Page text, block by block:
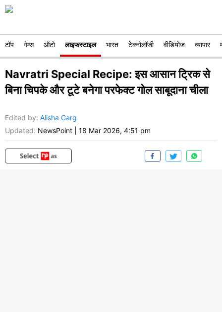
टॉप गेम्स ऑटो लाइफस्टाइल भारत टेक्नोलॉजी वीडियोज व्यापार
Navratri Special Recipe: इस आसान ट्रिक से
बिना चिपके और टूटे बनेगा परफेक्ट गोल साबूदाना चीला
Edited by: Alisha Garg
Updated: NewsPoint 18 Mar 2026, 4:51 pm